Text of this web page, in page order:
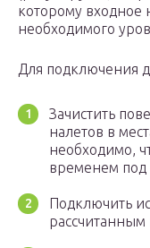
которому входное
необходимого
Для подключения
Зачистить
налетов в
необходимо,
временем под
Подключить